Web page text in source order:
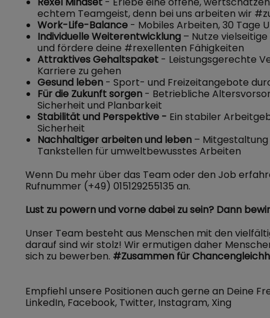
echtem Teamgeist, denn bei uns arbeiten wir
Work-Life-Balance - Mobiles Arbeiten, 30 Tage
Individuelle Weiterentwicklung – Nutze
und fördere deine #rexellenten Fähigkeiten
Attraktives Gehaltspaket - Leistungsgerechte
Karriere zu gehen
Gesund leben - Sport- und Freizeitangebote
Für die Zukunft sorgen - Betriebliche
Sicherheit und Planbarkeit
Stabilität und Perspektive - Ein stabiler
Sicherheit
Nachhaltiger arbeiten und leben –
Tankstellen für umweltbewusstes Arbeiten
Wenn Du mehr über das Team oder den Job
Rufnummer (+49) 015129255135 an.
Lust zu powern und vorne dabei zu sein? Dann
Unser Team besteht aus Menschen mit den
darauf sind wir stolz! Wir ermutigen daher
sich zu bewerben. #Zusammen für
Empfiehl unsere Positionen auch gerne an Deine
LinkedIn, Facebook, Twitter, Instagram, Xing